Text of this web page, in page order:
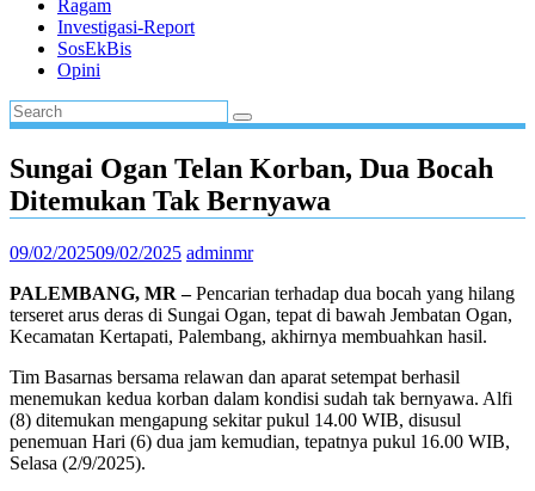
Ragam
Investigasi-Report
SosEkBis
Opini
Sungai Ogan Telan Korban, Dua Bocah
Ditemukan Tak Bernyawa
09/02/202509/02/2025 adminmr
PALEMBANG, MR –Pencarian terhadap dua bocah yang hilang
terseret arus deras di Sungai Ogan, tepat di bawah Jembatan Ogan,
Kecamatan Kertapati, Palembang, akhirnya membuahkan hasil.
Tim Basarnas bersama relawan dan aparat setempat berhasil
menemukan kedua korban dalam kondisi sudah tak bernyawa. Alfi
(8) ditemukan mengapung sekitar pukul 14.00 WIB, disusul
penemuan Hari (6) dua jam kemudian, tepatnya pukul 16.00 WIB,
Selasa (2/9/2025).